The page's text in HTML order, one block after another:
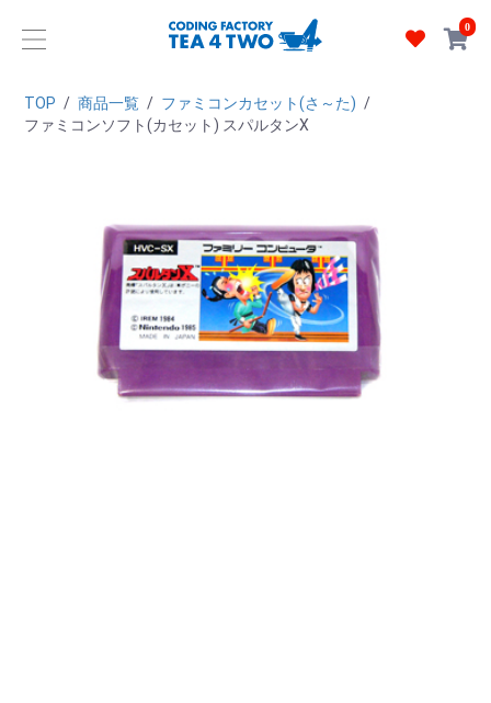
0
TOP / 商品一覧 / ファミコンカセット(さ～た) /
ファミコンソフト(カセット) スパルタンX